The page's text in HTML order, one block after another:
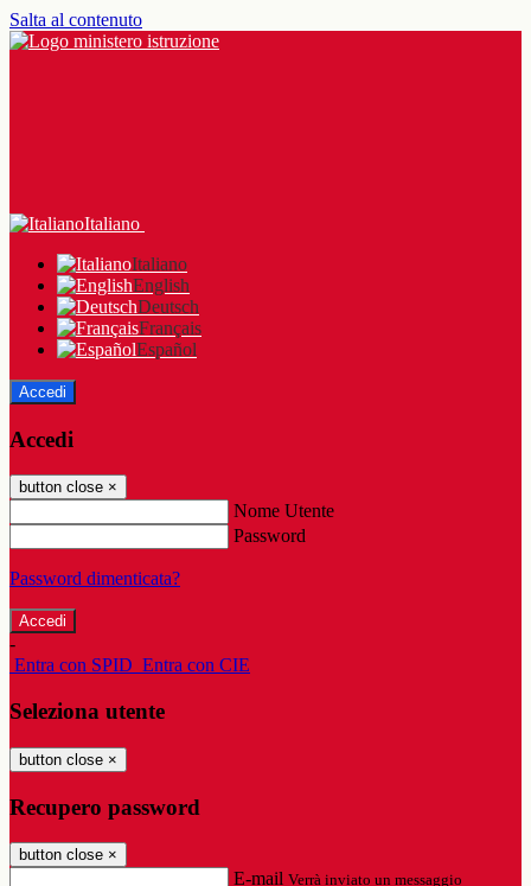
Salta al contenuto
Italiano
Italiano
English
Deutsch
Français
Español
Accedi
Accedi
button close ×
Nome Utente
Password
Password dimenticata?
-
Entra con SPID Entra con CIE
Seleziona utente
button close ×
Recupero password
button close ×
E-mail Verrà inviato un messaggio